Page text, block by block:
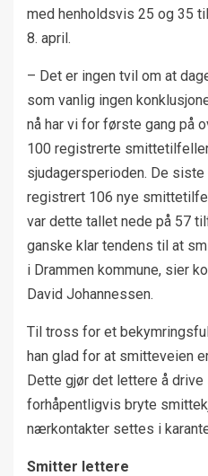
med henholdsvis 25 og 35
8. april.
– Det er ingen tvil om at
som vanlig ingen
nå har vi for første gang på
100 registrerte
sjudagersperioden. De
registrert 106 nye
var dette tallet nede på 57
ganske klar tendens til at
i Drammen kommune, sier
David Johannessen.
Til tross for et
han glad for at smitteveien
Dette gjør det lettere å
forhåpentligvis bryte
nærkontakter settes i
Smitter lettere